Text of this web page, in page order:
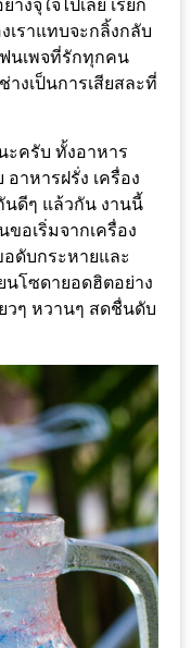
งจุใจไปเลย เรียก
ราแทบจะกลิ้งกลับ
ฟนเพจที่รักทุกคน
างเป็นการเสียสละที่
ะครับ ทั้งอาหาร
าหารฝรั่ง เครื่อง
นดีๆ แล้วกัน งานนี้
อเริ่มจากเครื่อง
ดับกระหายและ
นโซดายอดฮิตอย่าง
วๆ หวานๆ สดชื่นดับ